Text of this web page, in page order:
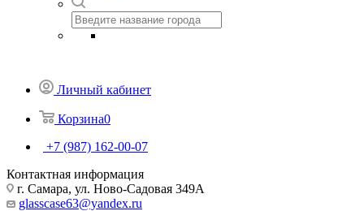
Личный кабинет
Корзина0
+7 (987) 162-00-07
Контактная информация
г. Самара, ул. Ново-Садовая 349А
glasscase63@yandex.ru